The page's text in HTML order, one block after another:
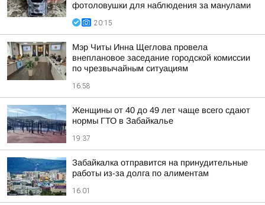
фотоловушки для наблюдения за манулами
20:15
Мэр Читы Инна Щеглова провела
внеплановое заседание городской комиссии
по чрезвычайным ситуациям
16:58
Женщины от 40 до 49 лет чаще всего сдают
нормы ГТО в Забайкалье
19:37
Забайкалка отправится на принудительные
работы из-за долга по алиментам
16:01